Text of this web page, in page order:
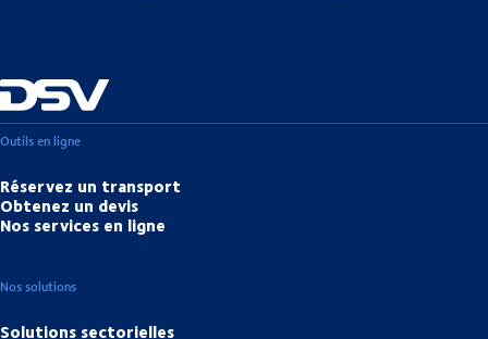
Outils en ligne
Réservez un transport
Obtenez un devis
Nos services en ligne
Nos solutions
Solutions sectorielles